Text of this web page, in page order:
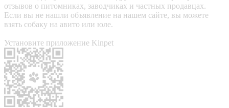
отзывов о питомниках, заводчиках и частных продавцах.
Если вы не нашли объявление на нашем сайте, вы можете
взять собаку на авито или юле.
Установите приложение Kinpet